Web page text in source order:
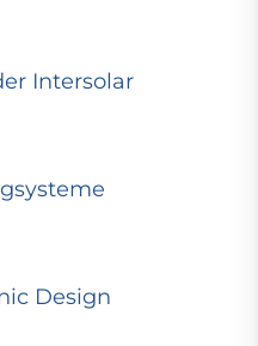
Intersolar
Design